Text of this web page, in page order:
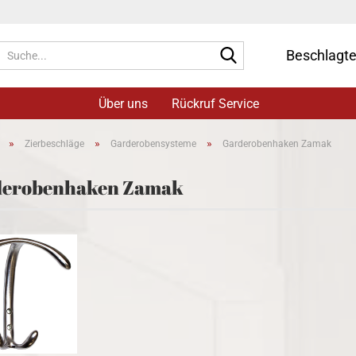
Über uns Rückruf Service
» Zierbeschläge » Garderobensysteme » Garderobenhaken Zamak
Zamak